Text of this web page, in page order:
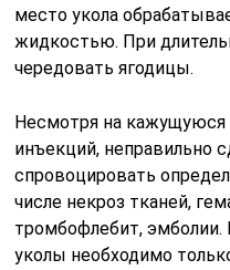
место укола
жидкостью. При
чередовать ягодицы.
Несмотря на
инъекций, неправильно
спровоцировать
числе некроз тканей,
тромбофлебит, эмболии.
уколы необходимо